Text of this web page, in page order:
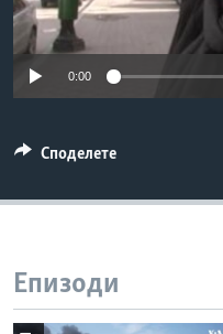
ИНТЕРВЈУА
Јазици
0:00
Споделете
Епизоди